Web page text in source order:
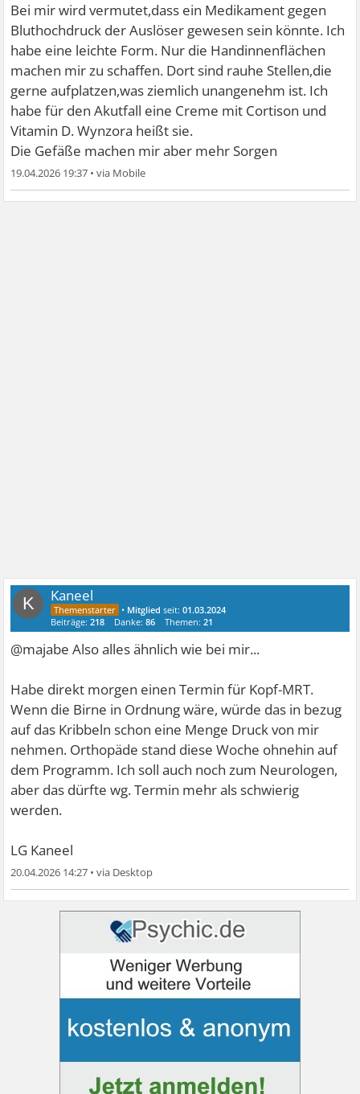
Bei mir wird vermutet,dass ein Medikament gegen
Bluthochdruck der Auslöser gewesen sein könnte. Ich
habe eine leichte Form. Nur die Handinnenflächen
machen mir zu schaffen. Dort sind rauhe Stellen,die
gerne aufplatzen,was ziemlich unangenehm ist. Ich
habe für den Akutfall eine Creme mit Cortison und
Vitamin D. Wynzora heißt sie.
Die Gefäße machen mir aber mehr Sorgen
19.04.2026 19:37 •
K Kaneel
• Mitglied seit:01.03.2024
Beiträge:218 Danke:86 Themen:21
@majabe Also alles ähnlich wie bei mir...
Habe direkt morgen einen Termin für Kopf-MRT.
Wenn die Birne in Ordnung wäre, würde das in bezug
auf das Kribbeln schon eine Menge Druck von mir
nehmen. Orthopäde stand diese Woche ohnehin auf
dem Programm. Ich soll auch noch zum Neurologen,
aber das dürfte wg. Termin mehr als schwierig
werden.
LG Kaneel
20.04.2026 14:27 •